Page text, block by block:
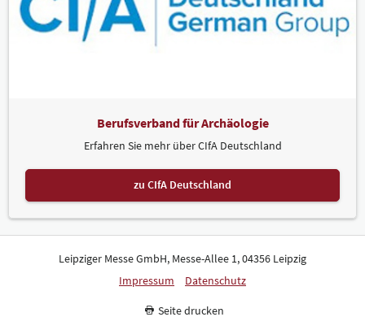
Berufsverband für Archäologie
Erfahren Sie mehr über CIfA Deutschland
zu CIfA Deutschland
Leipziger Messe GmbH, Messe-Allee 1, 04356 Leipzig
Impressum
Datenschutz
Seite drucken